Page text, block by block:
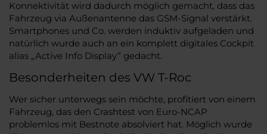
Konnektivität wird dadurch möglich gemacht, dass das
Fahrzeug via Außenantenne das GSM-Signal verstärkt.
Smartphones und Co. werden induktiv aufgeladen und
natürlich wurde auch an ein komplett digitales Cockpit
alias „Active Info Display“ gedacht.
Besonderheiten des VW T-Roc
Wer sicher unterwegs sein möchte, profitiert von einem
Fahrzeug, das den Crashtest von Euro-NCAP
problemlos mit Bestnote absolviert hat. Möglich wurde